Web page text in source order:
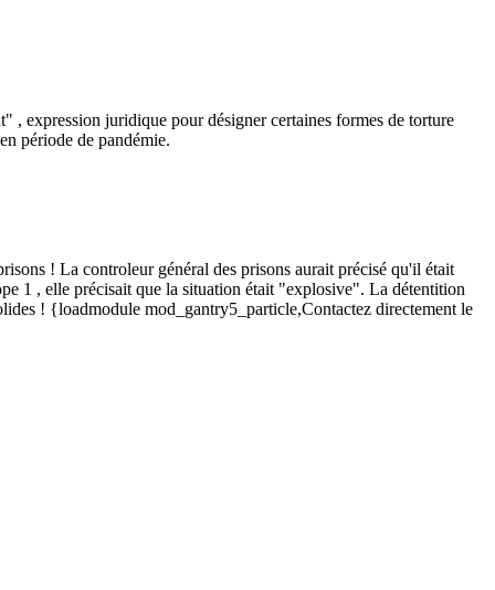
, expression juridique pour désigner certaines formes de torture
période de pandémie.
! La controleur général des prisons aurait précisé qu'il était
1 , elle précisait que la situation était "explosive". La détentition
! {loadmodule mod_gantry5_particle,Contactez directement le